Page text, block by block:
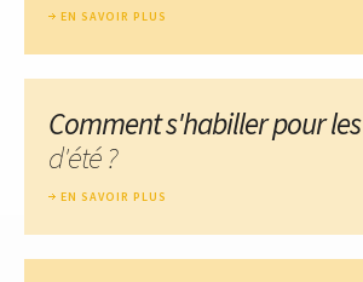
EN SAVOIR PLUS
Comment s'habiller pour les
d'été ?
EN SAVOIR PLUS